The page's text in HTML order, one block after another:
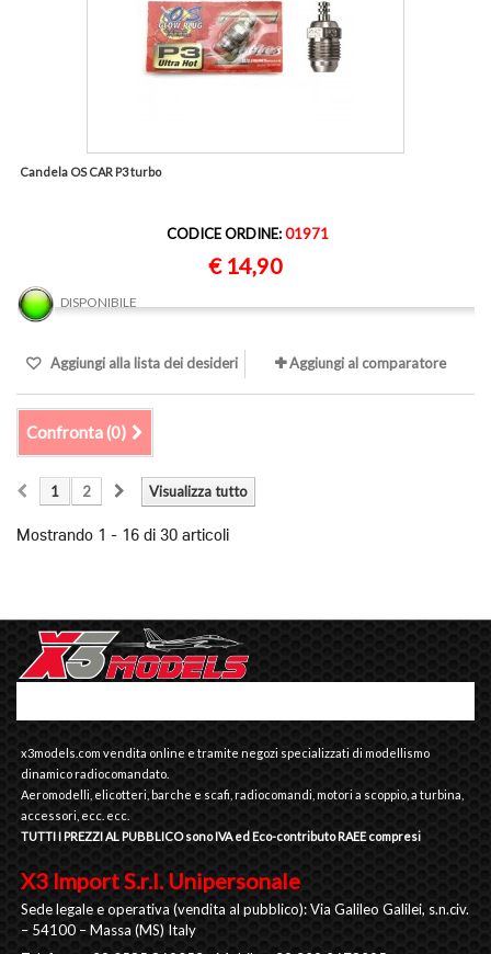
Candela OS CAR P3 turbo
CODICE ORDINE:01971
€ 14,90
DISPONIBILE
Aggiungi alla lista dei desideri Aggiungi al comparatore
Confronta (0)
Visualizza tutto
1 2
Mostrando 1 - 16 di 30 articoli
x3models.com vendita online e tramite negozi specializzati di modellismo
dinamico radiocomandato.
Aeromodelli, elicotteri, barche e scafi, radiocomandi, motori a scoppio, a turbina,
accessori, ecc. ecc.
TUTTI I PREZZI AL PUBBLICO sono IVA ed Eco-contributo RAEE compresi
X3 Import S.r.l. Unipersonale
Sede legale e operativa (vendita al pubblico): Via Galileo Galilei, s.n.civ.
– 54100 – Massa (MS) Italy